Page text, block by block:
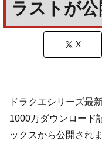
ラストが公
X
ドラクエシリーズ最
1000万ダウンロード
ックスから公開されま